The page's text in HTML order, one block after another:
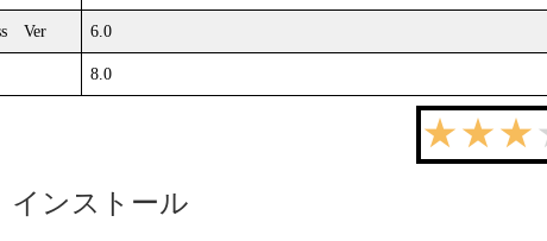
Ver 6.0
8.0
インストール